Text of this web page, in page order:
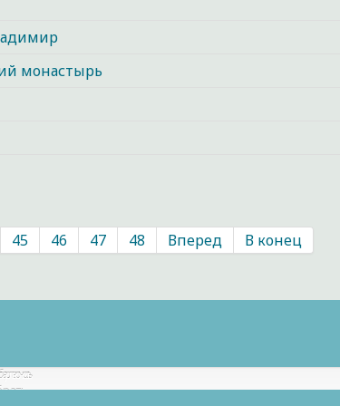
монастырь
45 46 47 48 Вперед В конец